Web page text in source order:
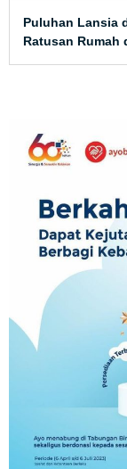
Puluhan Lansia
Ratusan Rumah